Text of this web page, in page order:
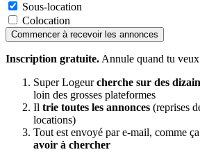
Sous-location
Colocation
Commencer à recevoir les annonces
Inscription gratuite. Annule quand tu
Super Logeurcherche sur des
loin des grosses plateformes
Il trie toutes les annonces (reprises
locations)
Tout est envoyé par e-mail, comme
avoir à chercher